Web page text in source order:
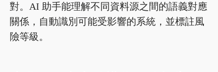
對。AI 助手能理解不同資料源之間的語義對應
關係，自動識別可能受影響的系統，並標註風
險等級。